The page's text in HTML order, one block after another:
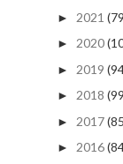
► 2021
► 2020
► 2019
► 2018
► 2017
► 2016